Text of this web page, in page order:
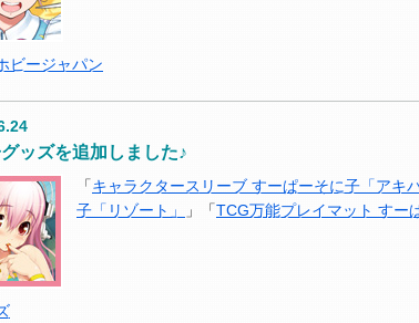
ビージャパン
ッズを追加しました♪
「キャラクタースリーブ すーぱーそに子「アキバ
子「リゾート」
」「TCG万能プレイマット すー